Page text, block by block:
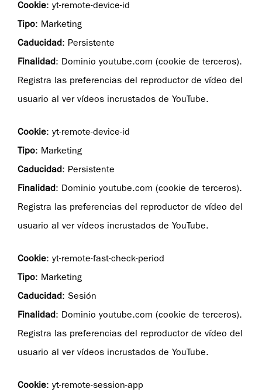
Cookie: yt-remote-device-id
Tipo: Marketing
Caducidad: Persistente
Finalidad: Dominio youtube.com (cookie de terceros).
Registra las preferencias del reproductor de vídeo del
usuario al ver vídeos incrustados de YouTube.
Cookie: yt-remote-device-id
Tipo: Marketing
Caducidad: Persistente
Finalidad: Dominio youtube.com (cookie de terceros).
Registra las preferencias del reproductor de vídeo del
usuario al ver vídeos incrustados de YouTube.
Cookie: yt-remote-fast-check-period
Tipo: Marketing
Caducidad: Sesión
Finalidad: Dominio youtube.com (cookie de terceros).
Registra las preferencias del reproductor de vídeo del
usuario al ver vídeos incrustados de YouTube.
Cookie: yt-remote-session-app